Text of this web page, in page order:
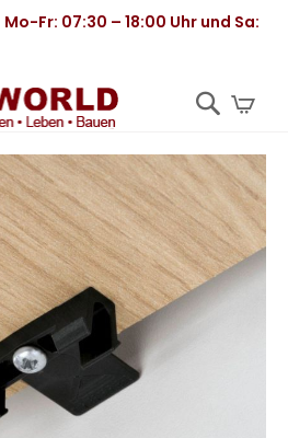
Mo-Fr: 07:30 – 18:00 Uhr und Sa: